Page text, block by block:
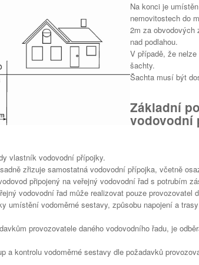
Na konci je
nemovitostech do
2m za obvodových
nad podlahou.
V případě, že
šachty.
Šachta musí být
Základní
vodovodní
vlastník vodovodní přípojky.
zřizuje samostatná vodovodní přípojka, včetně
připojený na veřejný vodovodní řad s potrubím
vodovodní řad může realizovat pouze provozovatel
umístění vodoměrné sestavy, způsobu napojení a
provozovatele daného vodovodního řadu, je
a kontrolu vodoměrné sestavy dle požadavků